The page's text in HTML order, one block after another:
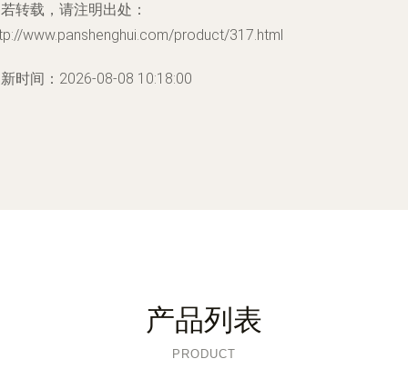
转载，请注明出处：
www.panshenghui.com/product/317.html
时间：2026-08-08 10:18:00
产品列表
PRODUCT